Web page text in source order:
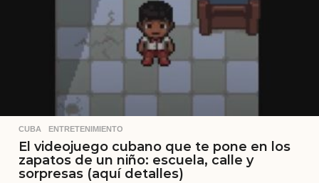
CUBA ,ENTRETENIMIENTO
El videojuego cubano que te pone en los
zapatos de un niño: escuela, calle y
sorpresas (aquí detalles)